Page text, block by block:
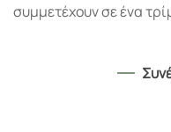
συμμετέχουν σε ένα